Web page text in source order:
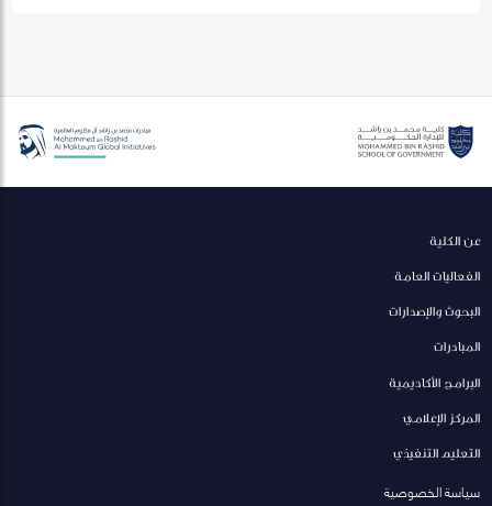
عن الكلية
الفعاليات العامة
البحوث والإصدارات
المبادرات
البرامج الأكاديمية
المركز الإعلامي
التعليم التنفيذي
سياسة الخصوصية